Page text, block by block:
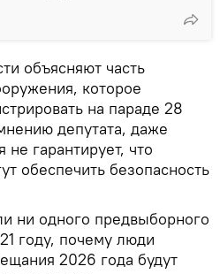
объясняют часть
которое
на параде 28
депутата, даже
гарантирует, что
обеспечить безопасность
ни одного предвыборного
году, почему люди
2026 года будут